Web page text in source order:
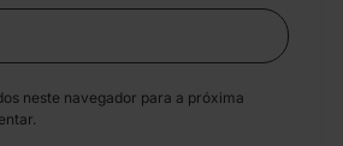
neste navegador para a próxima